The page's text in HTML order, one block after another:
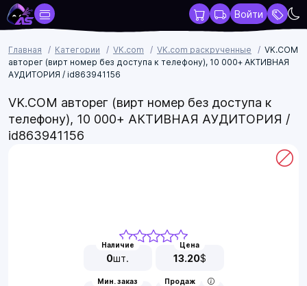
Войти
Главная Категории VK.com VK.com раскрученные
VK.COM
авторег (вирт номер без доступа к телефону), 10 000+ АКТИВНАЯ
АУДИТОРИЯ / id863941156
VK.COM авторег (вирт номер без доступа к
телефону), 10 000+ АКТИВНАЯ АУДИТОРИЯ /
id863941156
Наличие
0шт.
Цена
13.20$
Мин. заказ Продаж